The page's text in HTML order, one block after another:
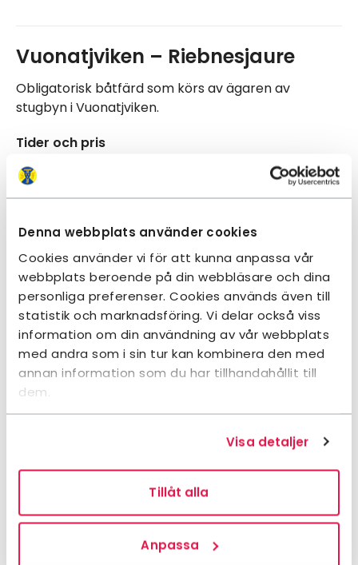
Denna webbplats använder cookies
Cookies använder vi för att kunna anpassa vår
webbplats beroende på din webbläsare och dina
personliga preferenser. Cookies används även till
statistik och marknadsföring. Vi delar också viss
information om din användning av vår webbplats
med andra som i sin tur kan kombinera den med
annan information som du har tillhandahållit till
dem.
Visa detaljer
Tillåt alla
Anpassa
Vuonatjviken – Riebnesjaure
Obligatorisk båtfärd som körs av ägaren av
stugbyn i Vuonatjviken.
Tider och pris
Sewww.vuonatjviken.com
(öppnas i ny flik)
Epost:vuonatj@vuonatjviken.com
2211911
Tjulträsk – Servestugan
Båttaxi över Tjulträsk används som ett alternativ
för att korta vandringen mellan Ammarnäs och
Servestugan och ansluter tillbaka till Kungsleden vid
Servestugan.
Båtförare: Samuel och Mikael Vinka, telefon:070-
eller telefon:070-602 90 88